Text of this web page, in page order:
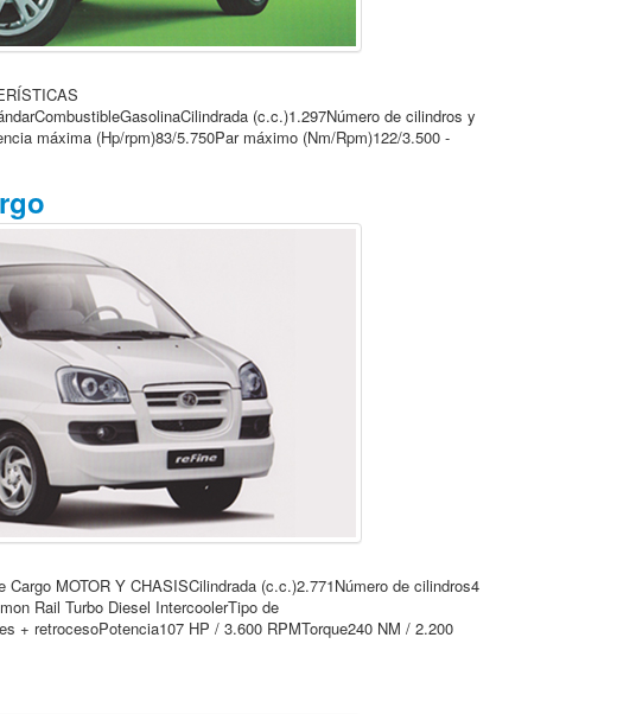
(c.c.)1.297Número de cilindros y
máxima (Hp/rpm)83/5.750Par máximo (Nm/Rpm)122/3.500 -
MOTOR Y CHASISCilindrada (c.c.)2.771Número de cilindros4
Rail Turbo Diesel IntercoolerTipo de
+ retrocesoPotencia107 HP / 3.600 RPMTorque240 NM / 2.200